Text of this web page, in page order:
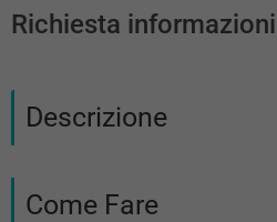
Richiesta
Descrizione
Come Fare